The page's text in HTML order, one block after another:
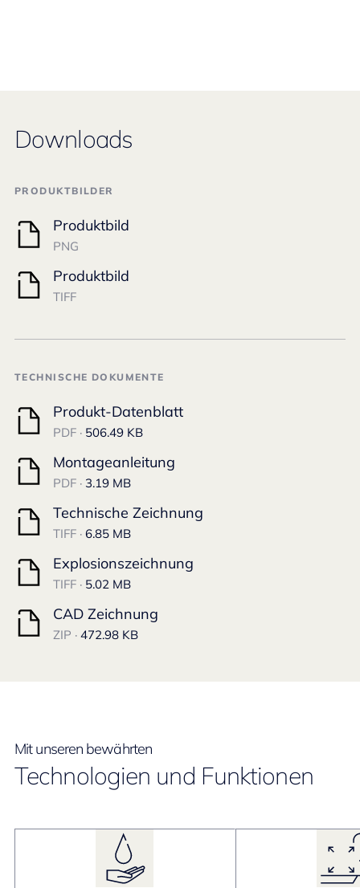
Downloads
PRODUKTBILDER
Produktbild
PNG
Produktbild
TIFF
TECHNISCHE DOKUMENTE
Produkt-Datenblatt
PDF · 506.49 KB
Montageanleitung
PDF · 3.19 MB
Technische Zeichnung
TIFF · 6.85 MB
Explosionszeichnung
TIFF · 5.02 MB
CAD Zeichnung
ZIP · 472.98 KB
Mit unseren bewährten
Technologien und Funktionen